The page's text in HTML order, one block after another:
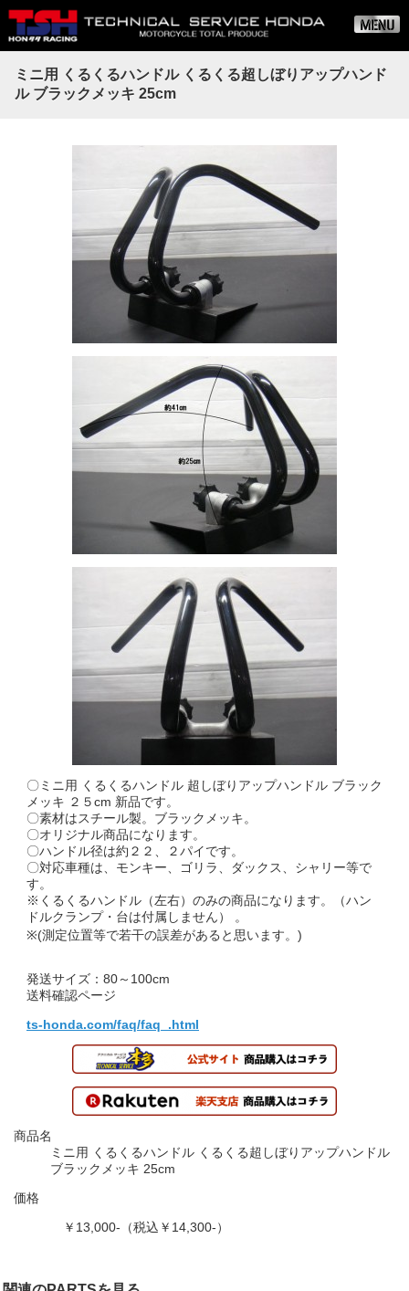
ミニ用 くるくるハンドル くるくる超しぼりアップハンド
ル ブラックメッキ 25cm
〇ミニ用 くるくるハンドル 超しぼりアップハンドル ブラック
メッキ ２５cm 新品です。
〇素材はスチール製。ブラックメッキ。
〇オリジナル商品になります。
〇ハンドル径は約２２、２パイです。
〇対応車種は、モンキー、ゴリラ、ダックス、シャリー等で
す。
※くるくるハンドル（左右）のみの商品になります。（ハン
ドルクランプ・台は付属しません） 。
※(測定位置等で若干の誤差があると思います。)
発送サイズ：80～100cm
送料確認ページ
ts-honda.com/faq/faq_.html
商品名
ミニ用 くるくるハンドル くるくる超しぼりアップハンドル
ブラックメッキ 25cm
価格
￥13,000-（税込￥14,300-）